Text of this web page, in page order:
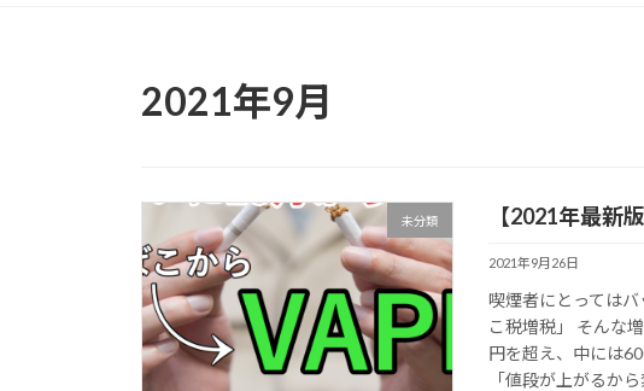
2021年9月
未分類 【2021年最新
2021年9月26日
喫煙者にとっては
こ税増税」 そんな
円を超え、中には
「値段が上がるか